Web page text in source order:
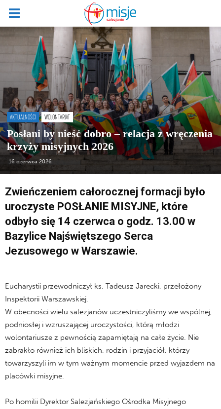
AKTUALNOŚCI WOLONTARIAT
Posłani by nieść dobro – relacja z wręczenia
krzyży misyjnych 2026
16 czerwca 2026
Zwieńczeniem całorocznej formacji było
uroczyste POSŁANIE MISYJNE, które
odbyło się 14 czerwca o godz. 13.00 w
Bazylice Najświętszego Serca
Jezusowego w Warszawie.
Eucharystii przewodniczył ks. Tadeusz Jarecki, przełożony
Inspektorii Warszawskiej.
W obecności wielu salezjanów uczestniczyliśmy we wspólnej,
podniosłej i wzruszającej uroczystości, którą młodzi
wolontariusze z pewnością zapamiętają na całe życie. Nie
zabrakło również ich bliskich, rodzin i przyjaciół, którzy
towarzyszyli im w tym ważnym momencie przed wyjazdem na
placówki misyjne.
Po homilii Dyrektor Salezjańskiego Ośrodka Misyjnego